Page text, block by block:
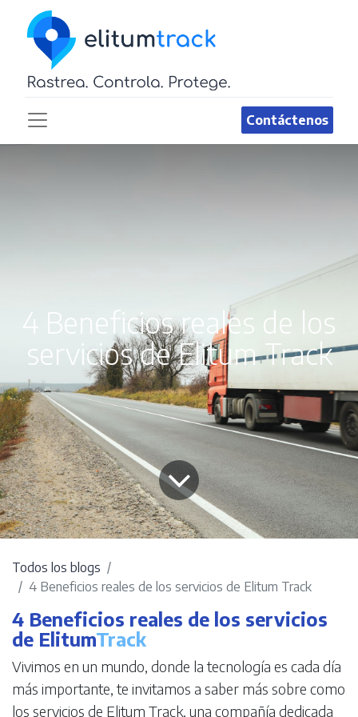
Contáctenos
4 Beneficios reales de los
servicios de Elitum Track
Todos los blogs
4 Beneficios reales de los servicios de Elitum Track
4 Beneficios reales de los servicios
de ElitumTrack
Vivimos en un mundo, donde la tecnología es cada día
más importante, te invitamos a saber más sobre como
los servicios de Elitum Track, una compañía dedicada